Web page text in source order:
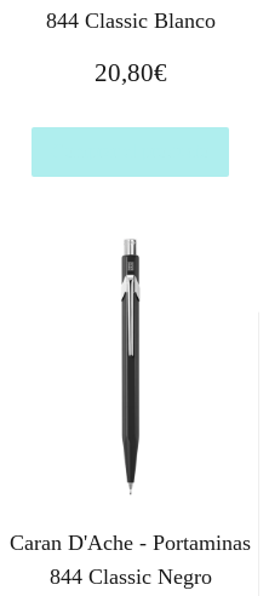
844 Classic Blanco
20,80€
Caran D'Ache - Portaminas
844 Classic Negro